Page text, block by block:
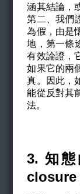
涵其結論，
第二、我們
為假，由是
地，第一條
有效論證，
如果它的兩
真。因此，
能從反對其
法。
3. 知